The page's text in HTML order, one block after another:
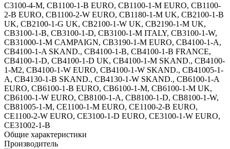
C3100-4-M, CB1100-1-B EURO, CB1100-1-M EURO, CB1100-
2-B EURO, CB1100-2-W EURO, CB1180-1-M UK, CB2100-1-B
UK, CB2100-1-G UK, CB2100-1-W UK, CB2190-1-M UK,
CB3100-1-B, CB3100-1-D, CB3100-1-M ITALY, CB3100-1-W,
CB31000-1-M CAMPAIGN, CB3190-1-M EURO, CB4100-1-A,
CB4100-1-A SKAND., CB4100-1-B, CB4100-1-B FRANCE,
CB4100-1-D, CB4100-1-D UK, CB4100-1-M SKAND., CB4100-
1-M2, CB4100-1-W EURO, CB4100-1-W SKAND., CB41005-1-
A, CB4130-1-B SKAND., CB4130-1-W SKAND., CB6100-1-A
EURO, CB6100-1-B EURO, CB6100-1-M, CB6100-1-M UK,
CB6100-1-W EURO, CB8100-1-A, CB8100-1-D, CB8100-1-W,
CB81005-1-M, CE1100-1-M EURO, CE1100-2-B EURO,
CE1100-2-W EURO, CE3100-1-D EURO, CE3100-1-W EURO,
CE31002-1-B
Общие характеристики
Производитель